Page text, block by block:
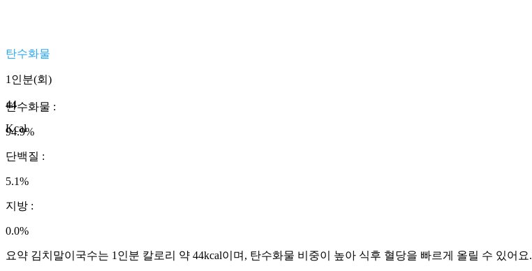
탄수화물
1인분(회)
44
Kcal
탄수화물 :
94.9%
단백질 :
5.1%
지방 :
0.0%
요약 김치말이국수는 1인분 칼로리 약 44kcal이며, 탄수화물 비중이 높아 식후 혈당을 빠르게 올릴 수 있어요.